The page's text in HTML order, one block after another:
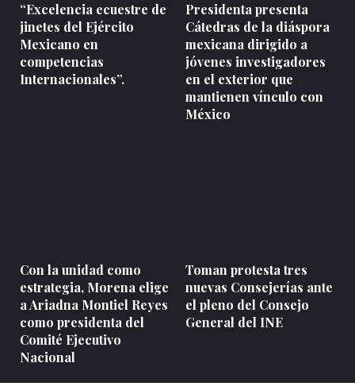
“Excelencia ecuestre de
jinetes del Ejército
Mexicano en
competencias
Internacionales”.
Presidenta presenta
Cátedras de la diáspora
mexicana dirigido a
jóvenes investigadores
en el exterior que
mantienen vínculo con
México
Con la unidad como
estrategia, Morena elige
a Ariadna Montiel Reyes
como presidenta del
Comité Ejecutivo
Nacional
Toman protesta tres
nuevas Consejerías ante
el pleno del Consejo
General del INE